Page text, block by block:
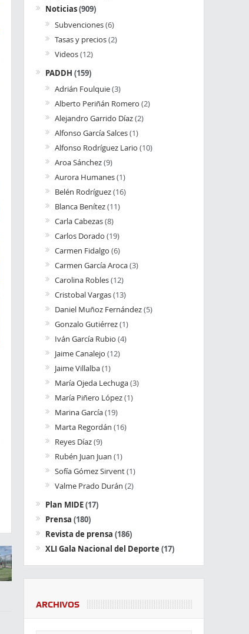
Noticias(909)
Subvenciones(6)
Tasas y precios(2)
Videos(12)
PADDH (159)
Adrián Foulquie(3)
Alberto Periñán Romero (2)
Alejandro Garrido Díaz(2)
Alfonso García Salces(1)
Alfonso Rodríguez Lario (10)
Aroa Sánchez(9)
Aurora Humanes(1)
Belén Rodríguez(16)
Blanca Benítez(11)
Carla Cabezas(8)
Carlos Dorado (19)
Carmen Fidalgo (6)
Carmen García Aroca(3)
Carolina Robles(12)
Cristobal Vargas(13)
Daniel Muñoz Fernández(5)
Gonzalo Gutiérrez(1)
Iván García Rubio (4)
Jaime Canalejo (12)
Jaime Villalba(1)
María Ojeda Lechuga(3)
María Piñero López(1)
Marina García(19)
Marta Regordán (16)
Reyes Díaz(9)
Rubén Juan Juan (1)
Sofía Gómez Sirvent(1)
Valme Prado Durán (2)
Plan MIDE(17)
Prensa (180)
Revista de prensa (186)
XLI Gala Nacional del Deporte (17)
ARCHIVOS